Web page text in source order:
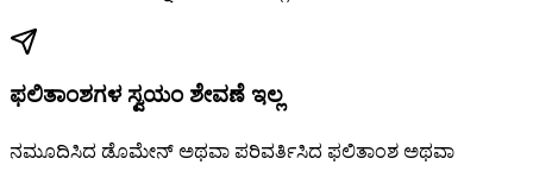
ಫಲಿತಾಂಶಗಳ ಸ್ವಯಂ ಶೇವಣೆ ಇಲ್ಲ
ನಮೂದಿಸಿದ ಡೊಮೇನ್ ಅಥವಾ ಪರಿವರ್ತಿಸಿದ ಫಲಿತಾಂಶ ಅಥವಾ